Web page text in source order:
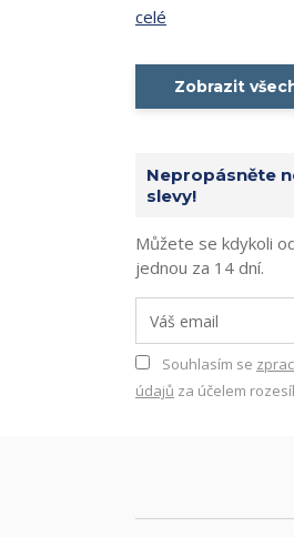
celé
Zobrazit
Nepropásněte
slevy!
Můžete se kdykoli
jednou za 14 dní.
Souhlasím se
údajů za účelem